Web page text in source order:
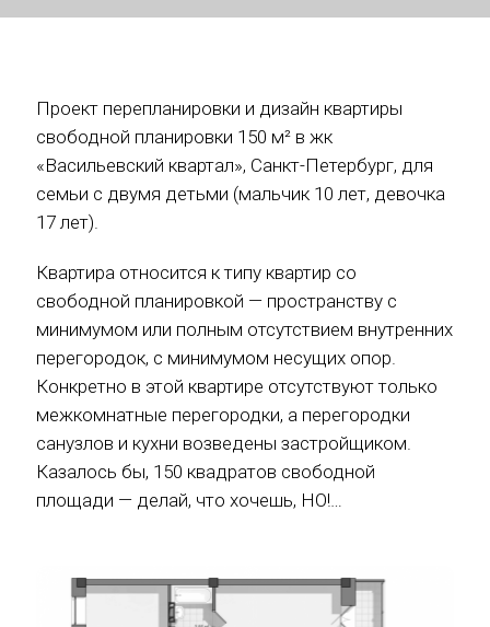
Проект перепланировки и дизайн квартиры
свободной планировки 150 м² в жк
«Васильевский квартал», Санкт-Петербург, для
семьи с двумя детьми (мальчик 10 лет, девочка
17 лет).
Квартира относится к типу квартир со
свободной планировкой — пространству с
минимумом или полным отсутствием внутренних
перегородок, с минимумом несущих опор.
Конкретно в этой квартире отсутствуют только
межкомнатные перегородки, а перегородки
санузлов и кухни возведены застройщиком.
Казалось бы, 150 квадратов свободной
площади — делай, что хочешь, НО!…